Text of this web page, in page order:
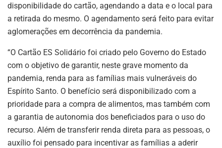
disponibilidade do cartão, agendando a data e o local para
a retirada do mesmo. O agendamento será feito para evitar
aglomerações em decorrência da pandemia.
“O Cartão ES Solidário foi criado pelo Governo do Estado
com o objetivo de garantir, neste grave momento da
pandemia, renda para as famílias mais vulneráveis do
Espírito Santo. O benefício será disponibilizado com a
prioridade para a compra de alimentos, mas também com
a garantia de autonomia dos beneficiados para o uso do
recurso. Além de transferir renda direta para as pessoas, o
auxílio foi pensado para incentivar as famílias a aderir